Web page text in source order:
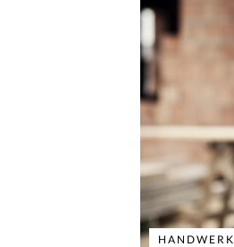
HANDWERK